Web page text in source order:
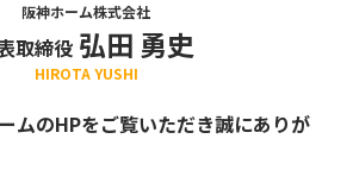
阪神ホーム株式会社
取締役 弘田 勇史
HIROTA YUSHI
ムのHPをご覧いただき誠にありが